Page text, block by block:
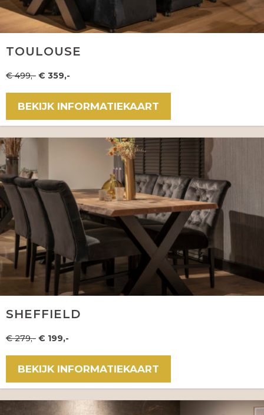
TOULOUSE
€ 499,- € 359,-
BEKIJK INFORMATIEKAART
SHEFFIELD
€ 279,- € 199,-
BEKIJK INFORMATIEKAART